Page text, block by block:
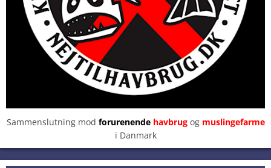
Sammenslutning mod forurenendehavbrugog muslingefarme
i Danmark